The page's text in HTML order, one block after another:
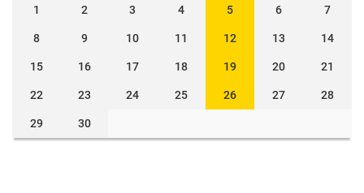
1
2 3 4 5 6 7
8 9 10 11 12 13 14
15 16 17 18 19 20 21
22 23 24 25 26 27 28
29 30